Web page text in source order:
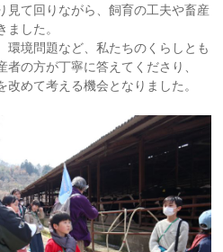
見て回りながら、飼育の工夫や畜産
した。
環境問題など、私たちのくらしとも
の方が丁寧に答えてくださり、
改めて考える機会となりました。